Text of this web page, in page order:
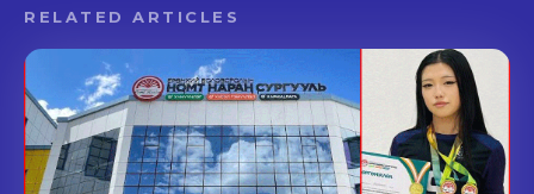
RELATED ARTICLES